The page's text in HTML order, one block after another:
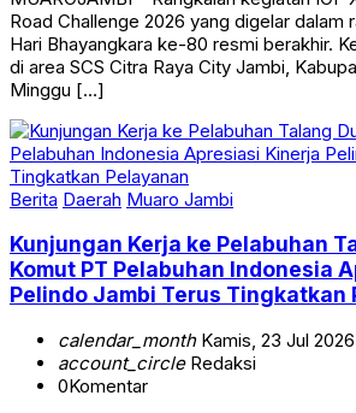
Road Challenge 2026 yang digelar dalam
Hari Bhayangkara ke-80 resmi berakhir.
di area SCS Citra Raya City Jambi,
Minggu […]
Berita Daerah Muaro Jambi
Kunjungan Kerja ke Pelabuhan
Komut PT Pelabuhan Indonesia
Pelindo Jambi Terus Tingkatkan
calendar_monthKamis, 23 Jul 2026
account_circleRedaksi
0Komentar